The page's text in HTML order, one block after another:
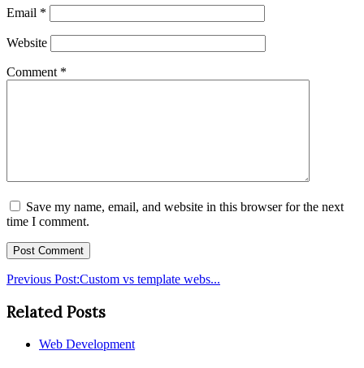
Email *
Website
Comment *
Save my name, email, and website in this browser for the next
time I comment.
Previous Post:Custom vs template webs...
Related Posts
Web Development